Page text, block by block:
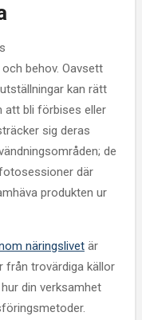
behov. Oavsett
kan rätt
att bli förbises eller
sig deras
de
där
produkten ur
näringslivetär
från trovärdiga källor
din verksamhet